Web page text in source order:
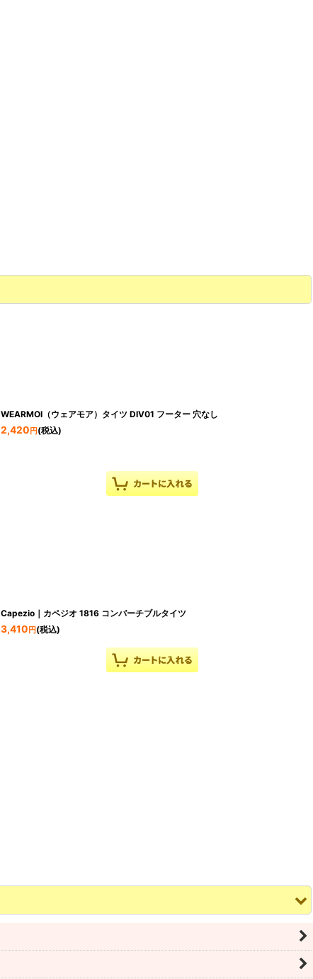
WEARMOI（ウェアモア）タイツ DIV01 フーター 穴なし
2,420 円 (税込)
Capezio｜カペジオ 1816 コンバーチブルタイツ
3,410 円 (税込)